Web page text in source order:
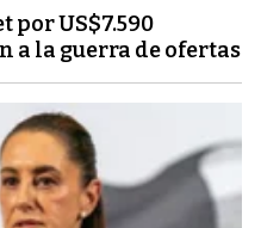
por US$7.590
a la guerra de ofertas